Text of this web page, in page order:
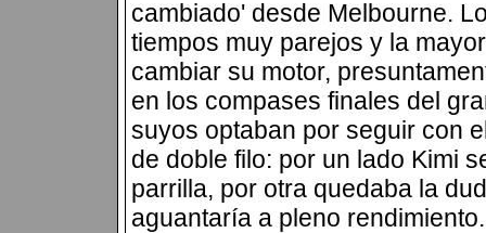
cambiado' desde Melbourne.
tiempos muy parejos y la
cambiar su motor,
en los compases finales del
suyos optaban por seguir con
de doble filo: por un lado Kimi
parrilla, por otra quedaba la
aguantaría a pleno rendimiento.